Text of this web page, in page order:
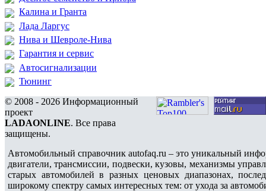
Калина и Гранта
Лада Ларгус
Нива и Шевроле-Нива
Гарантия и сервис
Автосигнализации
Тюнинг
© 2008 - 2026 Информационный
проект
LADAONLINE. Все права
защищены.
Автомобильный справочник autofaq.ru – это уникальный
двигатели, трансмиссии, подвески, кузовы, механизмы
старых автомобилей в разных ценовых диапазонах,
широкому спектру самых интересных тем: от ухода за